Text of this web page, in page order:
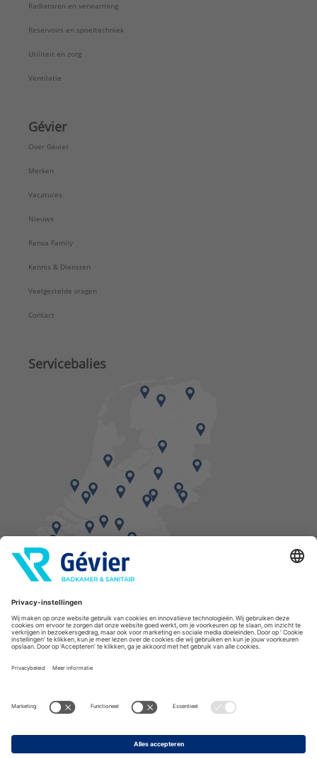
Radiatoren en verwarming
Reservoirs en spoeltechniek
Utiliteit en zorg
Ventilatie
Gévier
Over Gévier
Merken
Vacatures
Nieuws
Rensa Family
Kennis & Diensten
Veelgestelde vragen
Contact
Servicebalies
Vind een balie in de buurt
* Bestellingen geplaatst in het weekend worden, mits voorradig, dinsdag geleverd.
Cookies
Algemene voorwaarden